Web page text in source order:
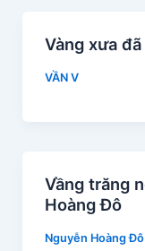
Vàng xưa đã
VẦN V
Vầng trăng
Hoàng Đô
Nguyễn Hoàng Đô